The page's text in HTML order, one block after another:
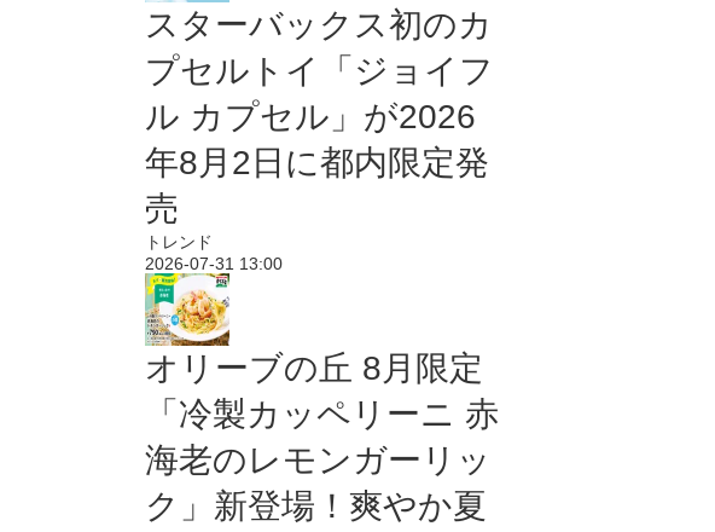
スターバックス初のカ
プセルトイ「ジョイフ
ル カプセル」が2026
年8月2日に都内限定発
売
トレンド
2026-07-31 13:00
オリーブの丘 8月限定
「冷製カッペリーニ 赤
海老のレモンガーリッ
ク」新登場！爽やか夏